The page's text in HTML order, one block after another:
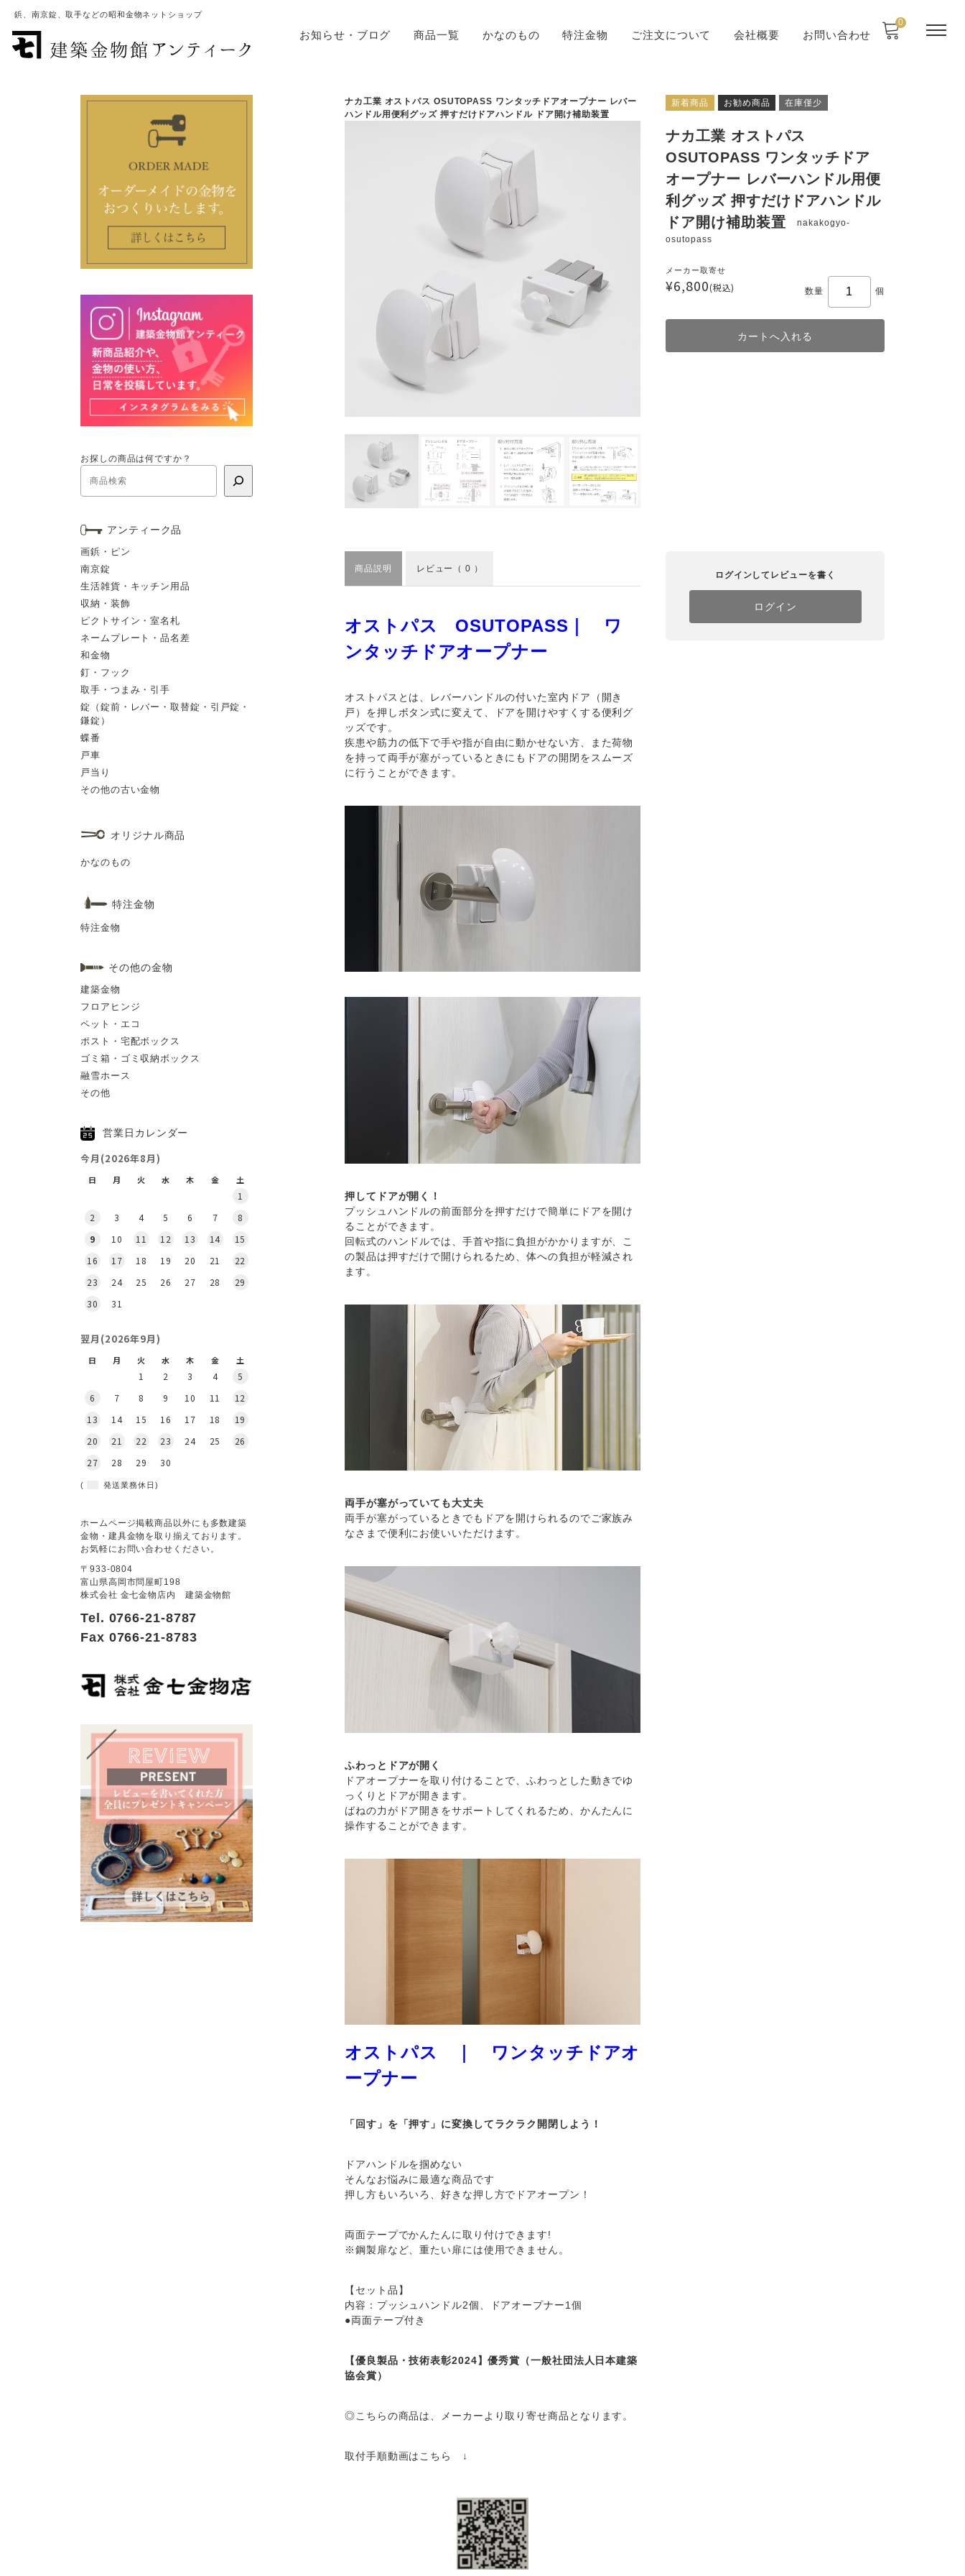
鋲、南京錠、取手などの昭和金物ネットショップ
お知らせ・ブログ 商品一覧 かなのもの 特注金物 ご注文について 会社概要 お問い合わせ
0
ナカ工業 オストパス OSUTOPASS ワンタッチドアオープナー レバー
ハンドル用便利グッズ 押すだけドアハンドル ドア開け補助装置
新着商品 お勧め商品 在庫僅少
ナカ工業 オストパス
OSUTOPASS ワンタッチドア
オープナー レバーハンドル用便
利グッズ 押すだけドアハンドル
ドア開け補助装置
nakakogyo-
osutopass
メーカー取寄せ
¥6,800(税込) 数量 個
商品説明 レビュー （ 0 ）
オストパス OSUTOPASS｜ ワ
ンタッチドアオープナー
オストパスとは、レバーハンドルの付いた室内ドア（開き
戸）を押しボタン式に変えて、ドアを開けやすくする便利グ
ッズです。
疾患や筋力の低下で手や指が自由に動かせない方、また荷物
を持って両手が塞がっているときにもドアの開閉をスムーズ
に行うことができます。
押してドアが開く！
プッシュハンドルの前面部分を押すだけで簡単にドアを開け
ることができます。
回転式のハンドルでは、手首や指に負担がかかりますが、こ
の製品は押すだけで開けられるため、体への負担が軽減され
ます。
両手が塞がっていても大丈夫
両手が塞がっているときでもドアを開けられるのでご家族み
なさまで便利にお使いいただけます。
ふわっとドアが開く
ドアオープナーを取り付けることで、ふわっとした動きでゆ
っくりとドアが開きます。
ばねの力がドア開きをサポートしてくれるため、かんたんに
操作することができます。
オストパス ｜ ワンタッチドアオ
ープナー
「回す」を「押す」に変換してラクラク開閉しよう！
ドアハンドルを掴めない
そんなお悩みに最適な商品です
押し方もいろいろ、好きな押し方でドアオープン！
両面テープでかんたんに取り付けできます!
※鋼製扉など、重たい扉には使用できません。
【セット品】
内容：プッシュハンドル2個、ドアオープナー1個
●両面テープ付き
【優良製品・技術表彰2024】優秀賞（一般社団法人日本建築
協会賞）
◎こちらの商品は、メーカーより取り寄せ商品となります。
取付手順動画はこちら ↓
ログインしてレビューを書く
ログイン
お探しの商品は何ですか？
アンティーク品
画鋲・ピン
南京錠
生活雑貨・キッチン用品
収納・装飾
ピクトサイン・室名札
ネームプレート・品名差
和金物
釘・フック
取手・つまみ・引手
錠（錠前・レバー・取替錠・引戸錠・
鎌錠）
蝶番
戸車
戸当り
その他の古い金物
オリジナル商品
かなのもの
特注金物
特注金物
その他の金物
建築金物
フロアヒンジ
ペット・エコ
ポスト・宅配ボックス
ゴミ箱・ゴミ収納ボックス
融雪ホース
その他
営業日カレンダー
今月(2026年8月)
日 月 火 水 木 金 土
1
2
3 4 5 6 7
8
9
10 11 12 13 14
15
16
17 18 19 20 21
22
23
24 25 26 27 28
29
30
31
翌月(2026年9月)
日 月 火 水 木 金 土
1 2 3 4
5
6
7 8 9 10 11
12
13
14 15 16 17 18
19
20
21 22 23 24 25
26
27
28 29 30
( 発送業務休日)
ホームページ掲載商品以外にも多数建築
金物・建具金物を取り揃えております。
お気軽にお問い合わせください。
〒933-0804
富山県高岡市問屋町198
株式会社 金七金物店内 建築金物館
Tel. 0766-21-8787
Fax 0766-21-8783